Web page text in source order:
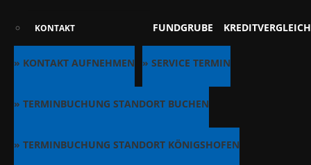
KONTAKT FUNDGRUBE KREDITVERGLEICH
» KONTAKT AUFNEHMEN » SERVICE TERMIN
» TERMINBUCHUNG STANDORT BUCHEN
» TERMINBUCHUNG STANDORT KÖNIGSHOFEN